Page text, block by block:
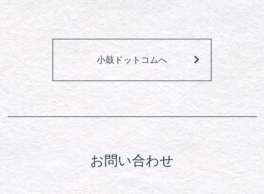
小鼓ドットコムへ
お問い合わせ